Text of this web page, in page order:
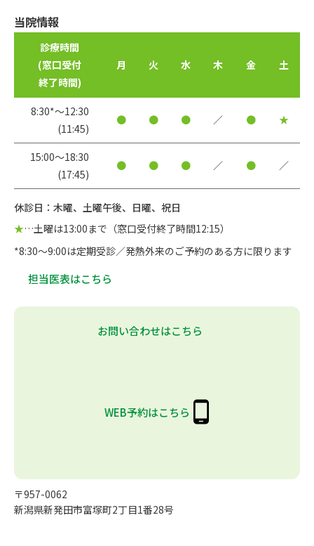
当院情報
診療時間
(窓口受付
終了時間)
月 火 水 木 金 土
8:30*〜12:30
(11:45)
● ● ● ／ ● ★
15:00〜18:30
(17:45)
● ● ● ／ ● ／
休診日：木曜、土曜午後、日曜、祝日
★…土曜は13:00まで（窓口受付終了時間12:15）
*8:30～9:00は定期受診／発熱外来のご予約のある方に限ります
担当医表はこちら
お問い合わせはこちら
WEB予約はこちら
〒957-0062
新潟県新発田市富塚町2丁目1番28号